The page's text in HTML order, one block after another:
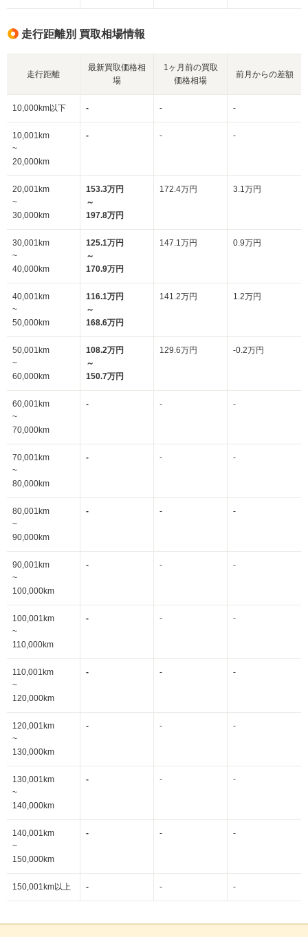
走行距離別 買取相場情報
走行距離
最新買取価格相
場
1ヶ月前の買取
価格相場
前月からの差額
10,000km以下 - - -
10,001km
~
20,000km
- - -
20,001km
~
30,000km
153.3万円
～
197.8万円
172.4万円 3.1万円
30,001km
~
40,000km
125.1万円
～
170.9万円
147.1万円 0.9万円
40,001km
~
50,000km
116.1万円
～
168.6万円
141.2万円 1.2万円
50,001km
~
60,000km
108.2万円
～
150.7万円
129.6万円 -0.2万円
60,001km
~
70,000km
- - -
70,001km
~
80,000km
- - -
80,001km
~
90,000km
- - -
90,001km
~
100,000km
- - -
100,001km
~
110,000km
- - -
110,001km
~
120,000km
- - -
120,001km
~
130,000km
- - -
130,001km
~
140,000km
- - -
140,001km
~
150,000km
- - -
150,001km以上 - - -